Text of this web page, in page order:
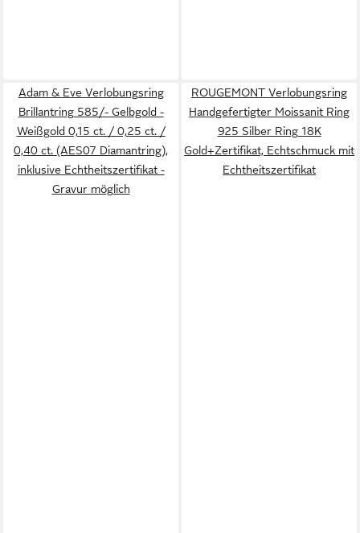
Adam & Eve Verlobungsring
Brillantring 585/- Gelbgold -
Weißgold 0,15 ct. / 0,25 ct. /
0,40 ct. (AES07 Diamantring),
inklusive Echtheitszertifikat -
Gravur möglich
ROUGEMONT Verlobungsring
Handgefertigter Moissanit Ring
925 Silber Ring 18K
Gold+Zertifikat, Echtschmuck mit
Echtheitszertifikat